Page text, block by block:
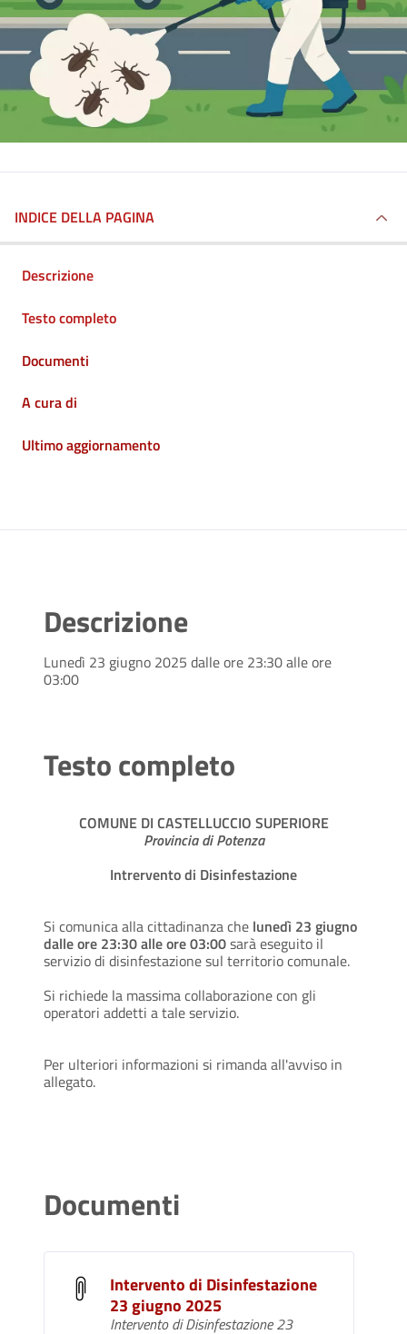
INDICE DELLA PAGINA
Descrizione
Testo completo
Documenti
A cura di
Ultimo aggiornamento
Descrizione
Lunedì 23 giugno 2025 dalle ore 23:30 alle ore
03:00
Testo completo
COMUNE DI CASTELLUCCIO SUPERIORE
Provincia di Potenza
Intrervento di Disinfestazione
Si comunica alla cittadinanza che lunedì 23 giugno
dalle ore 23:30 alle ore 03:00sarà eseguito il
servizio di disinfestazione sul territorio comunale.
Si richiede la massima collaborazione con gli
operatori addetti a tale servizio.
Per ulteriori informazioni si rimanda all'avviso in
allegato.
Documenti
Intervento di Disinfestazione
23 giugno 2025
Intervento di Disinfestazione 23